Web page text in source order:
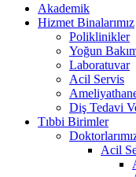
Akademik
Hizmet Binalarımız
Poliklinikler
Yoğun
Laboratuvar
Acil Servis
Diş Tedavi
Tıbbi Birimler
Acil